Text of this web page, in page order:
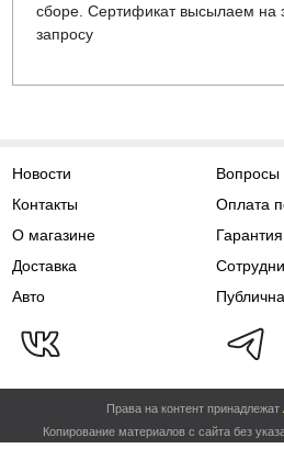
сборе. Сертификат высылаем на
запросу
Новости
Контакты
О магазине
Доставка
Авто
Вопросы
Оплата
Гарантия
Права на контент принадлежат
Копирование материалов с сайта без